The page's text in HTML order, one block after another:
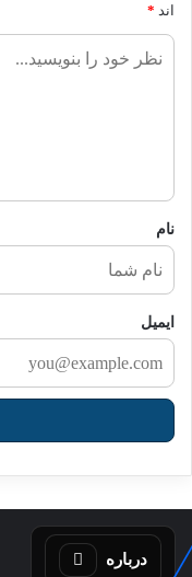
اند *
نام
ایمیل
درباره